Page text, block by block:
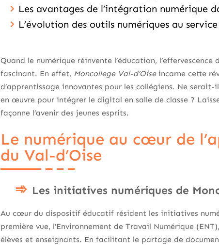
Les avantages de l’intégration numérique
L’évolution des outils numériques au
Quand le numérique réinvente l’éducation,
fascinant. En effet, Moncollege Val-d’Oiseincarne cette
d’apprentissage innovantes pour les collégiens. Ne
en œuvre pour intégrer le digital en salle de classe ?
façonne l’avenir des jeunes esprits.
Le numérique au cœur de
du Val-d’Oise
Les initiatives numériques de
Au cœur du dispositif éducatif résident les initiatives
première vue, l’Environnement de Travail Numérique
élèves et enseignants. En facilitant le partage de